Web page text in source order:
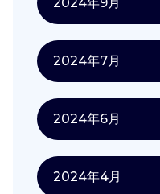
2024年7月
2024年6月
2024年4月